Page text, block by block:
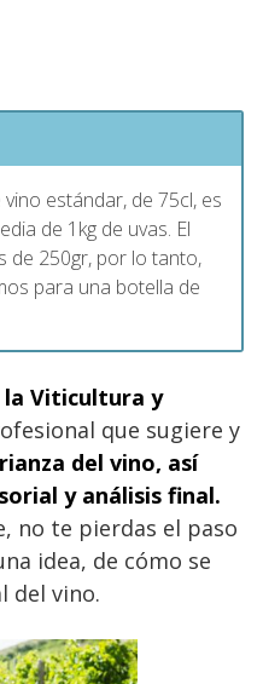
estándar, de 75cl, es
de 1kg de uvas. El
de 250gr, por lo tanto,
para una botella de
la Viticultura y
que sugiere y
del vino, así
y análisis final.
no te pierdas el paso
idea, de cómo se
del vino.